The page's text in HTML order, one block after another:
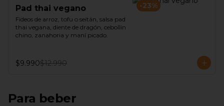
-23%
Pad thai vegano
Fideos de arroz, tofu o seitán, salsa pad
thai vegana, diente de dragón, cebollin
chino, zanahoria y maní picado.
$9.990$12.990
Para beber